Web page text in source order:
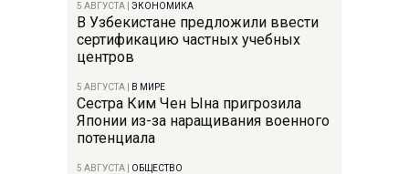
5 АВГУСТА ЭКОНОМИКА
В Узбекистане предложили ввести
сертификацию частных учебных
центров
5 АВГУСТА В МИРЕ
Сестра Ким Чен Ына пригрозила
Японии из-за наращивания военного
потенциала
5 АВГУСТА ОБЩЕСТВО